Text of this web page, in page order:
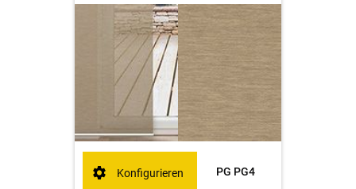
PG PG4
Konfigurieren